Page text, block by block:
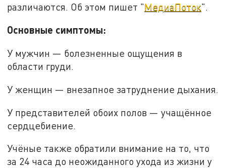
различаются. Об этом пишет "МедиаПоток".
Основные симптомы:
У мужчин — болезненные ощущения в
области груди.
У женщин — внезапное затруднение дыхания.
У представителей обоих полов — учащённое
сердцебиение.
Учёные также обратили внимание на то, что
за 24 часа до неожиданного ухода из жизни у